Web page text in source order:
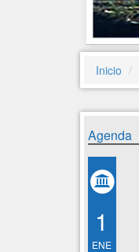
Inicio
Agenda
1
ENE